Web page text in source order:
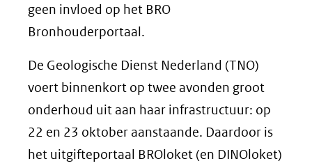
geen invloed op het BRO
Bronhouderportaal.
De Geologische Dienst Nederland (TNO)
voert binnenkort op twee avonden groot
onderhoud uit aan haar infrastructuur: op
22 en 23 oktober aanstaande. Daardoor is
het uitgifteportaal BROloket (en DINOloket)